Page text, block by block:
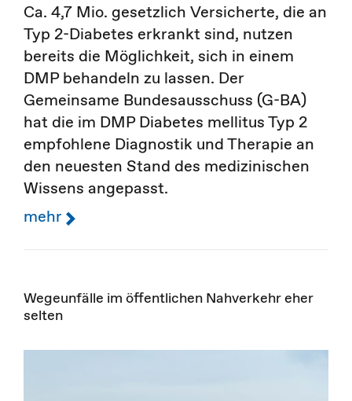
Ca. 4,7 Mio. gesetzlich Versicherte, die an
Typ 2-Diabetes erkrankt sind, nutzen
bereits die Möglichkeit, sich in einem
DMP behandeln zu lassen. Der
Gemeinsame Bundesausschuss (G-BA)
hat die im DMP Diabetes mellitus Typ 2
empfohlene Diagnostik und Therapie an
den neuesten Stand des medizinischen
Wissens angepasst.
mehr
Wegeunfälle im öffentlichen Nahverkehr eher
selten